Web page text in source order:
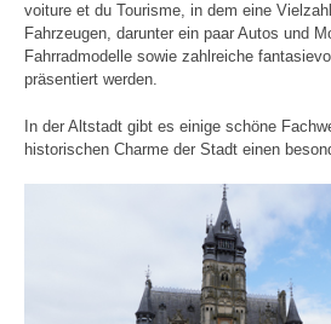
voiture et du Tourisme, in dem eine
Fahrzeugen, darunter ein paar Autos und
Fahrradmodelle sowie zahlreiche
präsentiert werden.
In der Altstadt gibt es einige schöne
historischen Charme der Stadt einen